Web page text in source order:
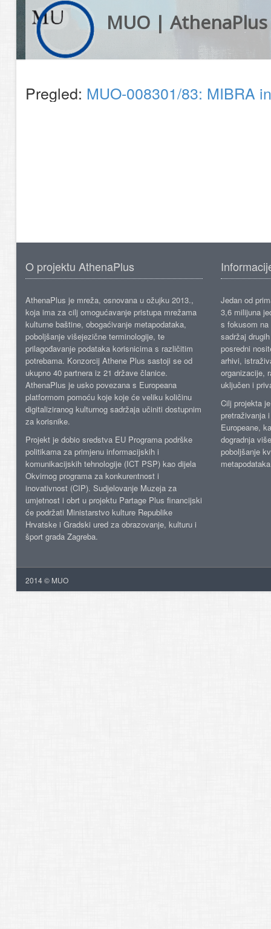
MUO | AthenaPlus
Pregled: MUO-008301/83: MIBRA
O projektu AthenaPlus
AthenaPlus je mreža, osnovana u ožujku 2013.,
koja ima za cilj omogućavanje pristupa mrežama
kulturne baštine, obogaćivanje metapodataka,
poboljšanje višejezične terminologije, te
prilagođavanje podataka korisnicima s različitim
potrebama. Konzorcij Athene Plus sastoji se od
ukupno 40 partnera iz 21 države članice.
AthenaPlus je usko povezana s Europeana
platformom pomoću koje koje će veliku količinu
digitaliziranog kulturnog sadržaja učiniti dostupnim
za korisnike.
Projekt je dobio sredstva EU Programa podrške
politikama za primjenu informacijskih i
komunikacijskih tehnologije (ICT PSP) kao dijela
Okvirnog programa za konkurentnost i
inovativnost (CIP). Sudjelovanje Muzeja za
umjetnost i obrt u projektu Partage Plus financijski
će podržati Ministarstvo kulture Republike
Hrvatske i Gradski ured za obrazovanje, kulturu i
šport grada Zagreba.
Jedan od
3,6 milijuna
s fokusom
sadržaj
posredni
arhivi,
organizacije,
uključen i
Cilj projekta
pretraživanja
Europeane,
dogradnja
poboljšanje
2014 © MUO